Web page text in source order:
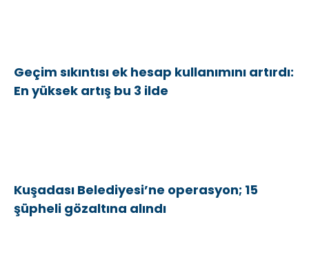
Geçim sıkıntısı ek hesap kullanımını artırdı:
En yüksek artış bu 3 ilde
Kuşadası Belediyesi’ne operasyon; 15
şüpheli gözaltına alındı